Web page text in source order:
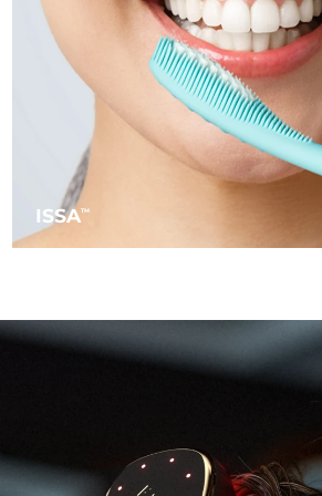
ISSATM
Пуэрто-Рико
Реюньон
Румыния
Саудовская Аравия